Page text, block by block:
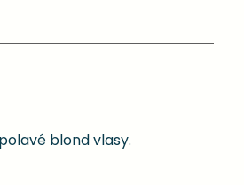
blond vlasy.